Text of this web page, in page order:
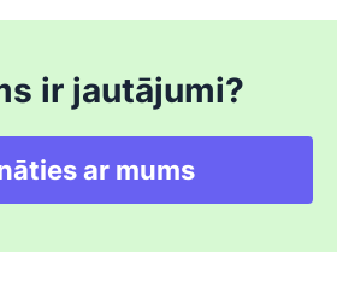
ir jautājumi?
ar mums